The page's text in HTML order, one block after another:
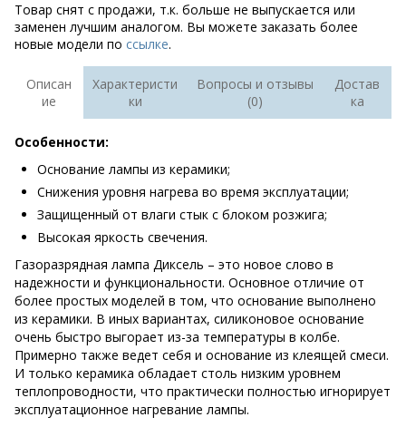
Товар снят с продажи, т.к. больше не выпускается или
заменен лучшим аналогом. Вы можете заказать более
новые модели по ссылке.
Описан
ие
Характеристи
ки
Вопросы и отзывы
(0)
Достав
ка
Особенности:
Основание лампы из керамики;
Снижения уровня нагрева во время эксплуатации;
Защищенный от влаги стык с блоком розжига;
Высокая яркость свечения.
Газоразрядная лампа Диксель – это новое слово в
надежности и функциональности. Основное отличие от
более простых моделей в том, что основание выполнено
из керамики. В иных вариантах, силиконовое основание
очень быстро выгорает из-за температуры в колбе.
Примерно также ведет себя и основание из клеящей смеси.
И только керамика обладает столь низким уровнем
теплопроводности, что практически полностью игнорирует
эксплуатационное нагревание лампы.